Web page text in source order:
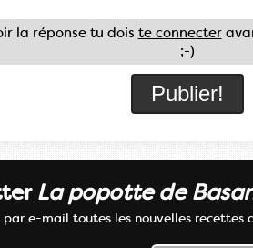
la réponse tu dois te connecter
;-)
La popotte de
par e-mail toutes les nouvelles recettes